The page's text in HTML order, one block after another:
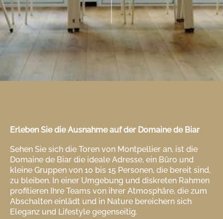
Erleben Sie die Ausnahme auf der Domaine de Biar
Sehen Sie sich die Toren von Montpellier an, ist die
Domaine de Biar die ideale Adresse, ein Büro und
kleine Gruppen von 10 bis 15 Personen, die bereit sind,
zu bleiben. In einer Umgebung und diskreten Rahmen
profitieren Ihre Teams von ihrer Atmosphäre, die zum
Abschalten einlädt und in Nature bereichern sich
Eleganz und Lifestyle gegenseitig.